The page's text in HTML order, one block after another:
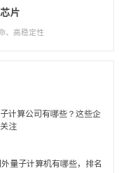
片
、高稳定性
计算公司有哪些？这些企
注
量子计算机有哪些，排名